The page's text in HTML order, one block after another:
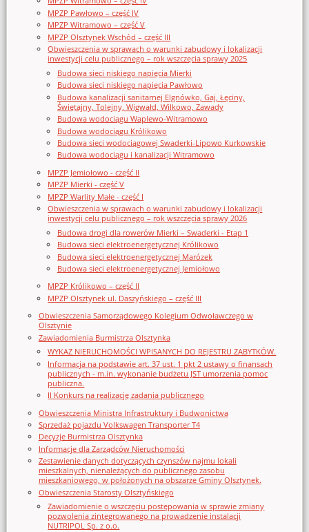
MPZP Pawłowo – część IV
MPZP Witramowo – część V
MPZP Olsztynek Wschód – część III
Obwieszczenia w sprawach o warunki zabudowy i lokalizacji
inwestycji celu publicznego – rok wszczęcia sprawy 2025
Budowa sieci niskiego napięcia Mierki
Budowa sieci niskiego napięcia Pawłowo
Budowa kanalizacji sanitarnej Elgnówko, Gaj, Łęciny,
Świętajny, Tolejny, Wigwałd, Wilkowo, Zawady
Budowa wodociągu Waplewo-Witramowo
Budowa wodociągu Królikowo
Budowa sieci wodociągowej Swaderki-Lipowo Kurkowskie
Budowa wodociągu i kanalizacji Witramowo
MPZP Jemiołowo - część II
MPZP Mierki - część V
MPZP Warlity Małe - część I
Obwieszczenia w sprawach o warunki zabudowy i lokalizacji
inwestycji celu publicznego – rok wszczęcia sprawy 2026
Budowa drogi dla rowerów Mierki – Swaderki - Etap 1
Budowa sieci elektroenergetycznej Królikowo
Budowa sieci elektroenergetycznej Marózek
Budowa sieci elektroenergetycznej Jemiołowo
MPZP Królikowo – część II
MPZP Olsztynek ul. Daszyńskiego – część III
Obwieszczenia Samorządowego Kolegium Odwoławczego w
Olsztynie
Zawiadomienia Burmistrza Olsztynka
WYKAZ NIERUCHOMOŚCI WPISANYCH DO REJESTRU ZABYTKÓW.
Informacja na podstawie art. 37 ust. 1 pkt 2 ustawy o finansach
publicznych - m.in. wykonanie budżetu JST umorzenia pomoc
publiczna.
II Konkurs na realizację zadania publicznego
Obwieszczenia Ministra Infrastruktury i Budwonictwa
Sprzedaż pojazdu Volkswagen Transporter T4
Decyzje Burmistrza Olsztynka
Informacje dla Zarządców Nieruchomości
Zestawienie danych dotyczących czynszów najmu lokali
mieszkalnych, nienależących do publicznego zasobu
mieszkaniowego, w położonych na obszarze Gminy Olsztynek.
Obwieszczenia Starosty Olsztyńskiego
Zawiadomienie o wszczęciu postępowania w sprawie zmiany
pozwolenia zintegrowanego na prowadzenie instalacji
NUTRIPOL Sp. z o.o.